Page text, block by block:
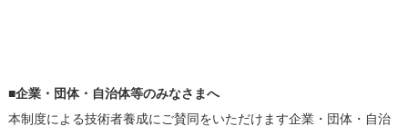
■企業・団体・自治体等のみなさまへ
本制度による技術者養成にご賛同をいただけます企業・団体・自治